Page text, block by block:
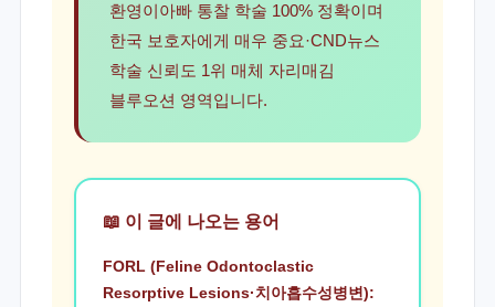
환영이아빠 통찰 학술 100% 정확이며
한국 보호자에게 매우 중요·CND뉴스
학술 신뢰도 1위 매체 자리매김
블루오션 영역입니다.
📖 이 글에 나오는 용어
FORL (Feline Odontoclastic
Resorptive Lesions·치아흡수성병변):